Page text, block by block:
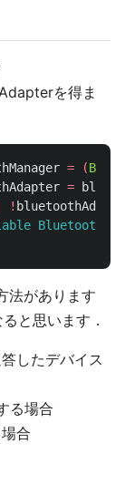
を得ま
= (
=
!
Bluetooth
法があります
と思います．
したデバイス
る場合
合